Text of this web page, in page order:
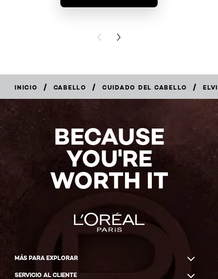
PREVIOUS CARD
NEXT CARD
INICIO / CABELLO / CUIDADO DEL CABELLO /
AHORA
BECAUSE
YOU'RE
WORTH IT
MÁS PARA EXPLORAR
SERVICIO AL CLIENTE